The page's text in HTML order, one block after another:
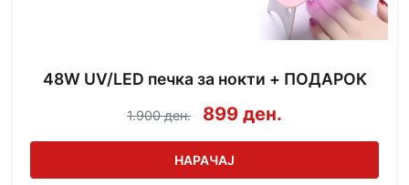
48W UV/LED печка за нокти + ПОДАРОК
1.900 ден. 899 ден.
НАРАЧАЈ